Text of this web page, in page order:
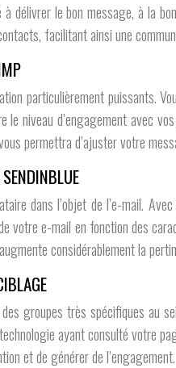
délivrer le bon message, à la
facilitant ainsi une
particulièrement puissants.
le niveau d’engagement avec
permettra d’ajuster votre
dans l’objet de l’e-mail.
votre e-mail en fonction des
considérablement la
groupes très spécifiques au
ayant consulté votre
et de générer de l’engagement.